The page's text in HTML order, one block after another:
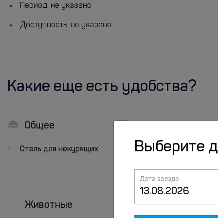
Период: не указано
Доступность: не указано
Какие еще есть удобства?
Общее
Отель для некурящих
удобства
Химчистка
Животные
Выберите
Дата заезда